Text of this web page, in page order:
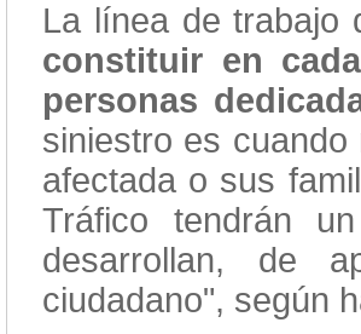
La línea de trabajo
constituir en
personas
siniestro es
afectada o sus
Tráfico tendrán
desarrollan, de
ciudadano", según